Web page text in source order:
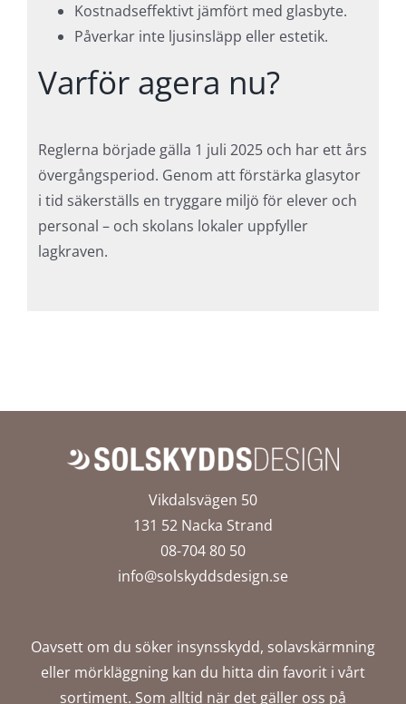
Kostnadseffektivt jämfört med glasbyte.
Påverkar inte ljusinsläpp eller estetik.
Varför agera nu?
Reglerna började gälla 1 juli 2025 och har ett års
övergångsperiod. Genom att förstärka glasytor
i tid säkerställs en tryggare miljö för elever och
personal – och skolans lokaler uppfyller
lagkraven.
Vikdalsvägen 50
131 52 Nacka Strand
08-704 80 50
info@solskyddsdesign.se
Oavsett om du söker insynsskydd, solavskärmning
eller mörkläggning kan du hitta din favorit i vårt
sortiment. Som alltid när det gäller oss på